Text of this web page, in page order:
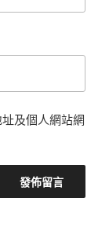
及個人網站網